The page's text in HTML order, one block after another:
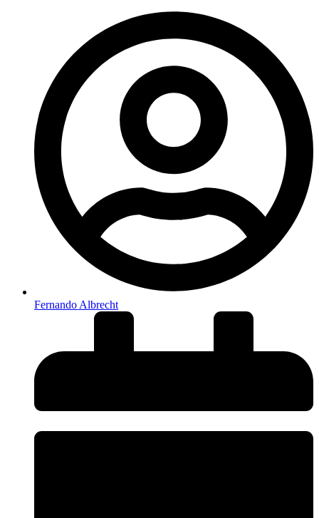
Fernando Albrecht